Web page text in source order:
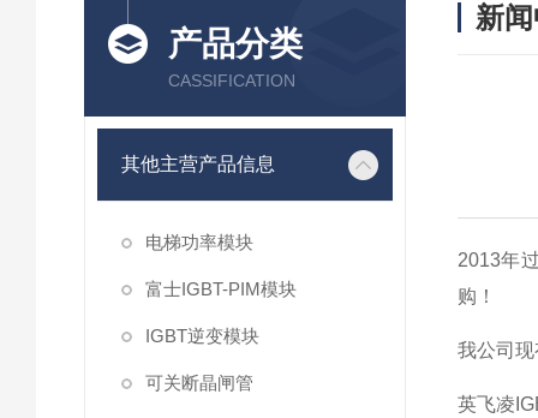
产品分类
CASSIFICATION
其他主营产品信息
电梯功率模块
富士IGBT-PIM模块
IGBT逆变模块
可关断晶闸管
新
2013年
购！
我公司
英飞凌